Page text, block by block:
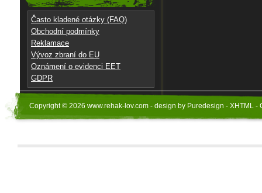
Často kladené otázky (FAQ)
Obchodní podmínky
Reklamace
Vývoz zbraní do EU
Oznámení o evidenci EET
GDPR
Copyright © 2026 www.rehak-lov.com - design by Puredesign - XHTML -